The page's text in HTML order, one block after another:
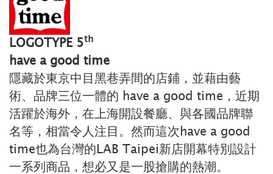
LOGOTYPE 5th
have a good time
隱藏於東京中目黑巷弄間的店鋪，並藉由藝
術、品牌三位一體的 have a good time，近期
活躍於海外，在上海開設餐廳、與各國品牌聯
名等，相當令人注目。然而這次have a good
time也為台灣的LAB Taipei新店開幕特別設計
一系列商品，想必又是一股搶購的熱潮。